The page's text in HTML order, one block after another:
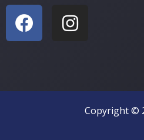
F
a
c
b
I
n
a
Copyright ©